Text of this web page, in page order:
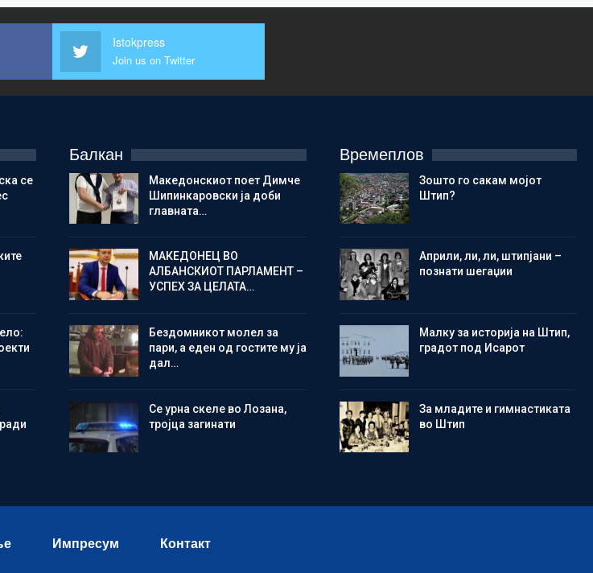
Istokpress
Join us on Twitter
се
Балкан
Македонскиот поет Димче
Шипинкаровски ја доби
главната…
МАКЕДОНЕЦ ВО
АЛБАНСКИОТ ПАРЛАМЕНТ –
УСПЕХ ЗА ЦЕЛАТА…
Бездомникот молел за
пари, а еден од гостите му ја
дал…
Се урна скеле во Лозана,
тројца загинати
Времеплов
Зошто го сакам мојот
Штип?
Aприли, ли, ли, штипјани –
познати шегаџии
Малку за историја на Штип,
градот под Исарот
Зa младите и гимнастиката
во Штип
Импресум Контакт